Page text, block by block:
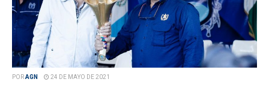
PORAGN 24 DE MAYO DE 2021